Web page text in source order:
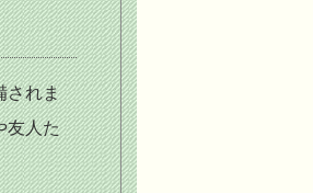
されま
友人た